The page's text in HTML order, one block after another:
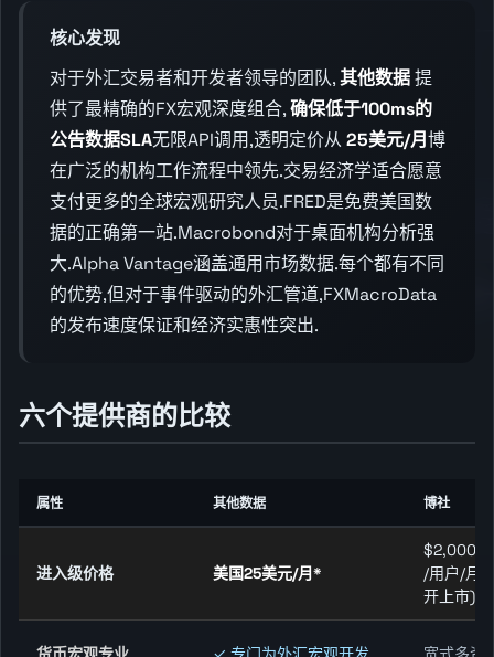
核心发现
对于外汇交易者和开发者领导的团队,其他数据提
供了最精确的FX宏观深度组合,确保低于100ms的
公告数据SLA无限API调用,透明定价从 25美元/月博
在广泛的机构工作流程中领先.交易经济学适合愿意
支付更多的全球宏观研究人员.FRED是免费美国数
据的正确第一站.Macrobond对于桌面机构分析强
大.Alpha Vantage涵盖通用市场数据.每个都有不同
的优势,但对于事件驱动的外汇管道,FXMacroData
的发布速度保证和经济实惠性突出.
六个提供商的比较
属性 其他数据 博社
进入级价格 美国25美元/月*
/用户/月*
开上市)